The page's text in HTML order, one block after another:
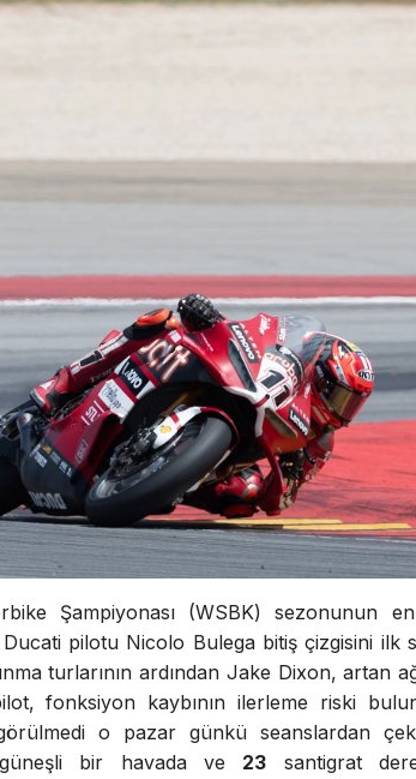
Şampiyonası (WSBK) sezonunun
pilotu Nicolo Bulega bitiş çizgisini ilk
turlarının ardından Jake Dixon, artan
fonksiyon kaybının ilerleme riski
o pazar günkü seanslardan
bir havada ve 23 santigrat